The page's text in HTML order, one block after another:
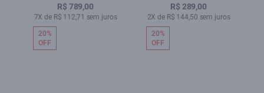
R$ 789,00
7X de R$ 112,71 sem juros
R$ 289,00
2X de R$ 144,50 sem juros
20%
OFF
20%
OFF